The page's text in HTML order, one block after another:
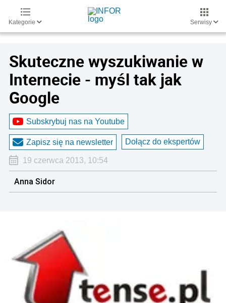
Kategorie Serwisy
Skuteczne wyszukiwanie w
Internecie - myśl tak jak
Google
Subskrybuj nas na Youtube
Zapisz się na newsletter Dołącz do ekspertów
19 czerwca 2013, 10:54
Anna Sidor